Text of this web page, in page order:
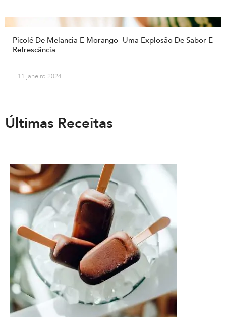
Picolé De Melancia E Morango- Uma Explosão De Sabor E
Refrescância
11 janeiro 2024
Últimas Receitas